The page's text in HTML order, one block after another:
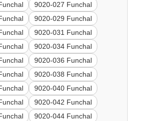
9020-027 Funchal
9020-029 Funchal
9020-031 Funchal
9020-034 Funchal
9020-036 Funchal
9020-038 Funchal
9020-040 Funchal
9020-042 Funchal
9020-044 Funchal